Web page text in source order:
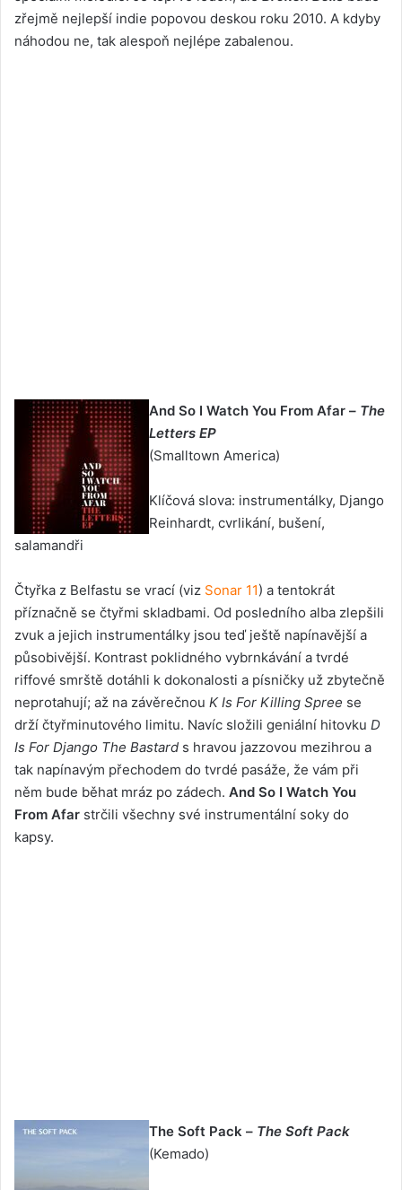
zřejmě nejlepší indie popovou deskou roku 2010. A kdyby
náhodou ne, tak alespoň nejlépe zabalenou.
And So I Watch You From Afar – The
Letters EP
(Smalltown America)
Klíčová slova: instrumentálky, Django
Reinhardt, cvrlikání, bušení,
salamandři
Čtyřka z Belfastu se vrací (viz Sonar 11) a tentokrát
příznačně se čtyřmi skladbami. Od posledního alba zlepšili
zvuk a jejich instrumentálky jsou teď ještě napínavější a
působivější. Kontrast poklidného vybrnkávání a tvrdé
riffové smrště dotáhli k dokonalosti a písničky už zbytečně
neprotahují; až na závěrečnou K Is For Killing Spree se
drží čtyřminutového limitu. Navíc složili geniální hitovku D
Is For Django The Bastard s hravou jazzovou mezihrou a
tak napínavým přechodem do tvrdé pasáže, že vám při
něm bude běhat mráz po zádech. And So I Watch You
From Afar strčili všechny své instrumentální soky do
kapsy.
The Soft Pack – The Soft Pack
(Kemado)